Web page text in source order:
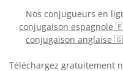
Nos conjugueurs en
conjugaison espagnole
conjugaison anglaise
Téléchargez gratuitement